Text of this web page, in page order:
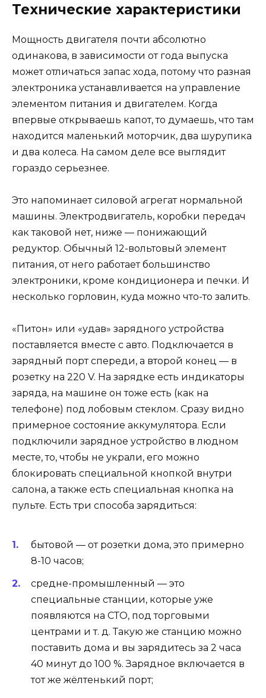
Технические характеристики
Мощность двигателя почти абсолютно
одинакова, в зависимости от года выпуска
может отличаться запас хода, потому что разная
электроника устанавливается на управление
элементом питания и двигателем. Когда
впервые открываешь капот, то думаешь, что там
находится маленький моторчик, два шурупика
и два колеса. На самом деле все выглядит
гораздо серьезнее.
Это напоминает силовой агрегат нормальной
машины. Электродвигатель, коробки передач
как таковой нет, ниже — понижающий
редуктор. Обычный 12-вольтовый элемент
питания, от него работает большинство
электроники, кроме кондиционера и печки. И
несколько горловин, куда можно что-то залить.
«Питон» или «удав» зарядного устройства
поставляется вместе с авто. Подключается в
зарядный порт спереди, а второй конец — в
розетку на 220 V. На зарядке есть индикаторы
заряда, на машине он тоже есть (как на
телефоне) под лобовым стеклом. Сразу видно
примерное состояние аккумулятора. Если
подключили зарядное устройство в людном
месте, то, чтобы не украли, его можно
блокировать специальной кнопкой внутри
салона, а также есть специальная кнопка на
пульте. Есть три способа зарядиться:
бытовой — от розетки дома, это примерно
8-10 часов;
средне-промышленный — это
специальные станции, которые уже
появляются на СТО, под торговыми
центрами и т. д. Такую же станцию можно
поставить дома и вы зарядитесь за 2 часа
40 минут до 100 %. Зарядное включается в
тот же жёлтенький порт;